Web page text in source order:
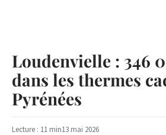
Loudenvielle : 346
dans les thermes
Pyrénées
Lecture : 11 min13 mai 2026